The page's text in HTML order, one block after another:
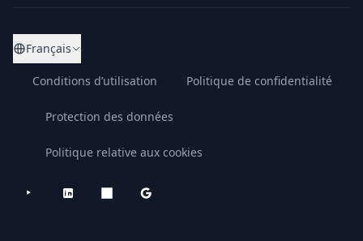
Français
Conditions d’utilisation Politique de confidentialité
Protection des données
Politique relative aux cookies